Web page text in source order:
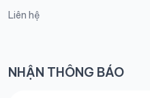
Liên hệ
NHẬN THÔNG BÁO